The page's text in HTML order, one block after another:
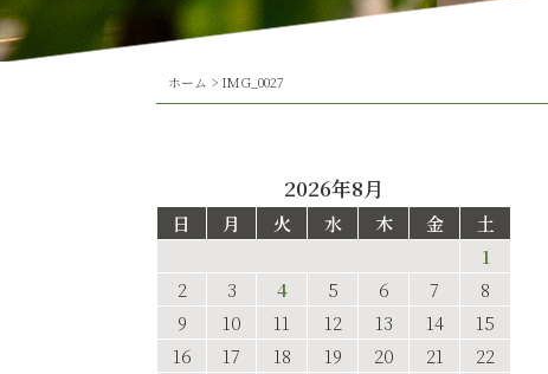
ホーム > IMG_0027
2026年8月
日 月 火 水 木 金
土
1
2
3 4 5 6 7
8
9
10 11 12 13 14
15
16
17 18 19 20 21
22